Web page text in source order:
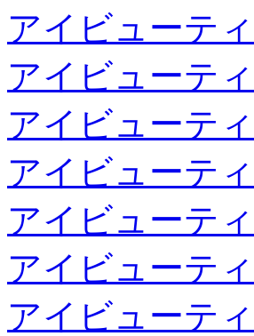
アイビューテ
アイビューテ
アイビューテ
アイビューテ
アイビューテ
アイビューテ
アイビューテ